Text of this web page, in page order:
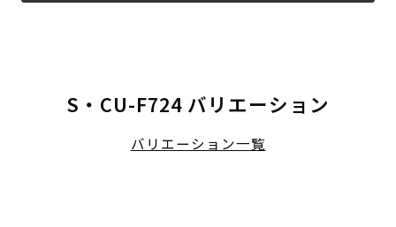
S・CU-F724 バリエーション
バリエーション一覧